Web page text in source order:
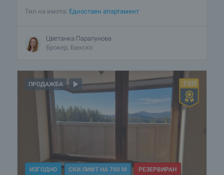
Тип на имота: Едностаен апартамент
Цветанка Парапунова
Брокер, Банско
ПРОДАЖБА
ИЗГОДНО СКИ ЛИФТ НА 700 М РЕЗЕРВИРАН